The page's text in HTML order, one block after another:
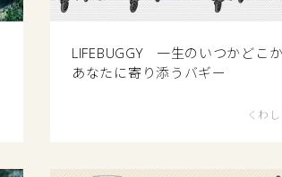
LIFEBUGGY 一生のいつかどこか
あなたに寄り添うバギー
くわ